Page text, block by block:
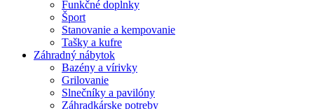
Funkčné doplnky
Šport
Stanovanie a kempovanie
Tašky a kufre
Záhradný nábytok
Bazény a vírivky
Grilovanie
Slnečníky a pavilóny
Záhradkárske potreby